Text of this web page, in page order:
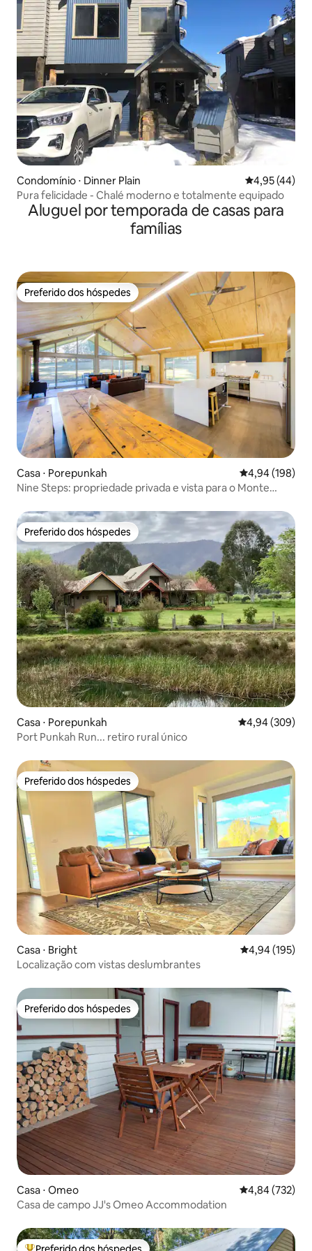
Condomínio ⋅ Dinner Plain 4,95 de uma
4,95 (44)
Pura felicidade - Chalé moderno e totalmente equipado
Aluguel por temporada de casas para
famílias
Preferido dos hóspedes
Preferido dos hóspedes
Casa ⋅ Porepunkah 4,94 de uma
4,94 (198)
Nine Steps: propriedade privada e vista para o Monte
Preferido dos hóspedes
Preferido dos hóspedes
Casa ⋅ Porepunkah 4,94 de uma
4,94 (309)
Port Punkah Run... retiro rural único
Preferido dos hóspedes
Preferido dos hóspedes
Casa ⋅ Bright 4,94 de uma
4,94 (195)
Localização com vistas deslumbrantes
Preferido dos hóspedes
Preferido dos hóspedes
Casa ⋅ Omeo 4,84 de uma
4,84 (732)
Casa de campo JJ's Omeo Accommodation